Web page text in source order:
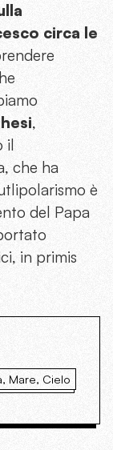
circa le
,
il
che ha
è
del Papa
in primis
Mare, Cielo